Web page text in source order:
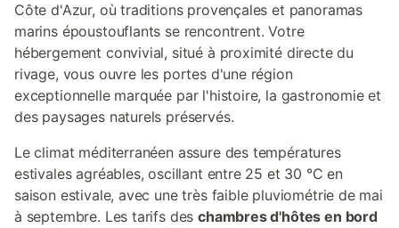
Côte d'Azur, où traditions provençales et panoramas
marins époustouflants se rencontrent. Votre
hébergement convivial, situé à proximité directe du
rivage, vous ouvre les portes d'une région
exceptionnelle marquée par l'histoire, la gastronomie et
des paysages naturels préservés.
Le climat méditerranéen assure des températures
estivales agréables, oscillant entre 25 et 30 °C en
saison estivale, avec une très faible pluviométrie de mai
à septembre. Les tarifs deschambres d'hôtes en bord